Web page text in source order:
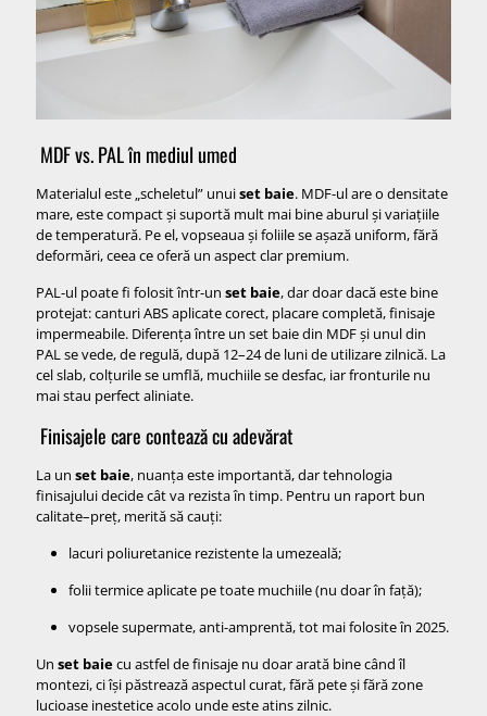
MDF vs. PAL în mediul umed
Materialul este „scheletul” unuiset baie. MDF-ul are o densitate
mare, este compact și suportă mult mai bine aburul și variațiile
de temperatură. Pe el, vopseaua și foliile se așază uniform, fără
deformări, ceea ce oferă un aspect clar premium.
PAL-ul poate fi folosit într-un set baie, dar doar dacă este bine
protejat: canturi ABS aplicate corect, placare completă, finisaje
impermeabile. Diferența între un set baie din MDF și unul din
PAL se vede, de regulă, după 12–24 de luni de utilizare zilnică. La
cel slab, colțurile se umflă, muchiile se desfac, iar fronturile nu
mai stau perfect aliniate.
Finisajele care contează cu adevărat
La un set baie, nuanța este importantă, dar tehnologia
finisajului decide cât va rezista în timp. Pentru un raport bun
calitate–preț, merită să cauți:
lacuri poliuretanice rezistente la umezeală;
folii termice aplicate pe toate muchiile (nu doar în față);
vopsele supermate, anti-amprentă, tot mai folosite în 2025.
Un set baiecu astfel de finisaje nu doar arată bine când îl
montezi, ci își păstrează aspectul curat, fără pete și fără zone
lucioase inestetice acolo unde este atins zilnic.